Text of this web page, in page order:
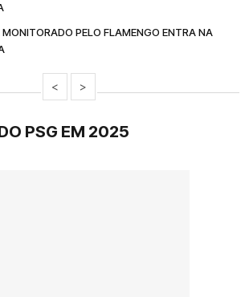
PELO FLAMENGO ENTRA NA
< >
PSG EM 2025